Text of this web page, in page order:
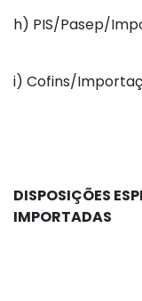
h) PIS/Pasep/
i) Cofins/
DISPOSIÇÕES
IMPORTADAS